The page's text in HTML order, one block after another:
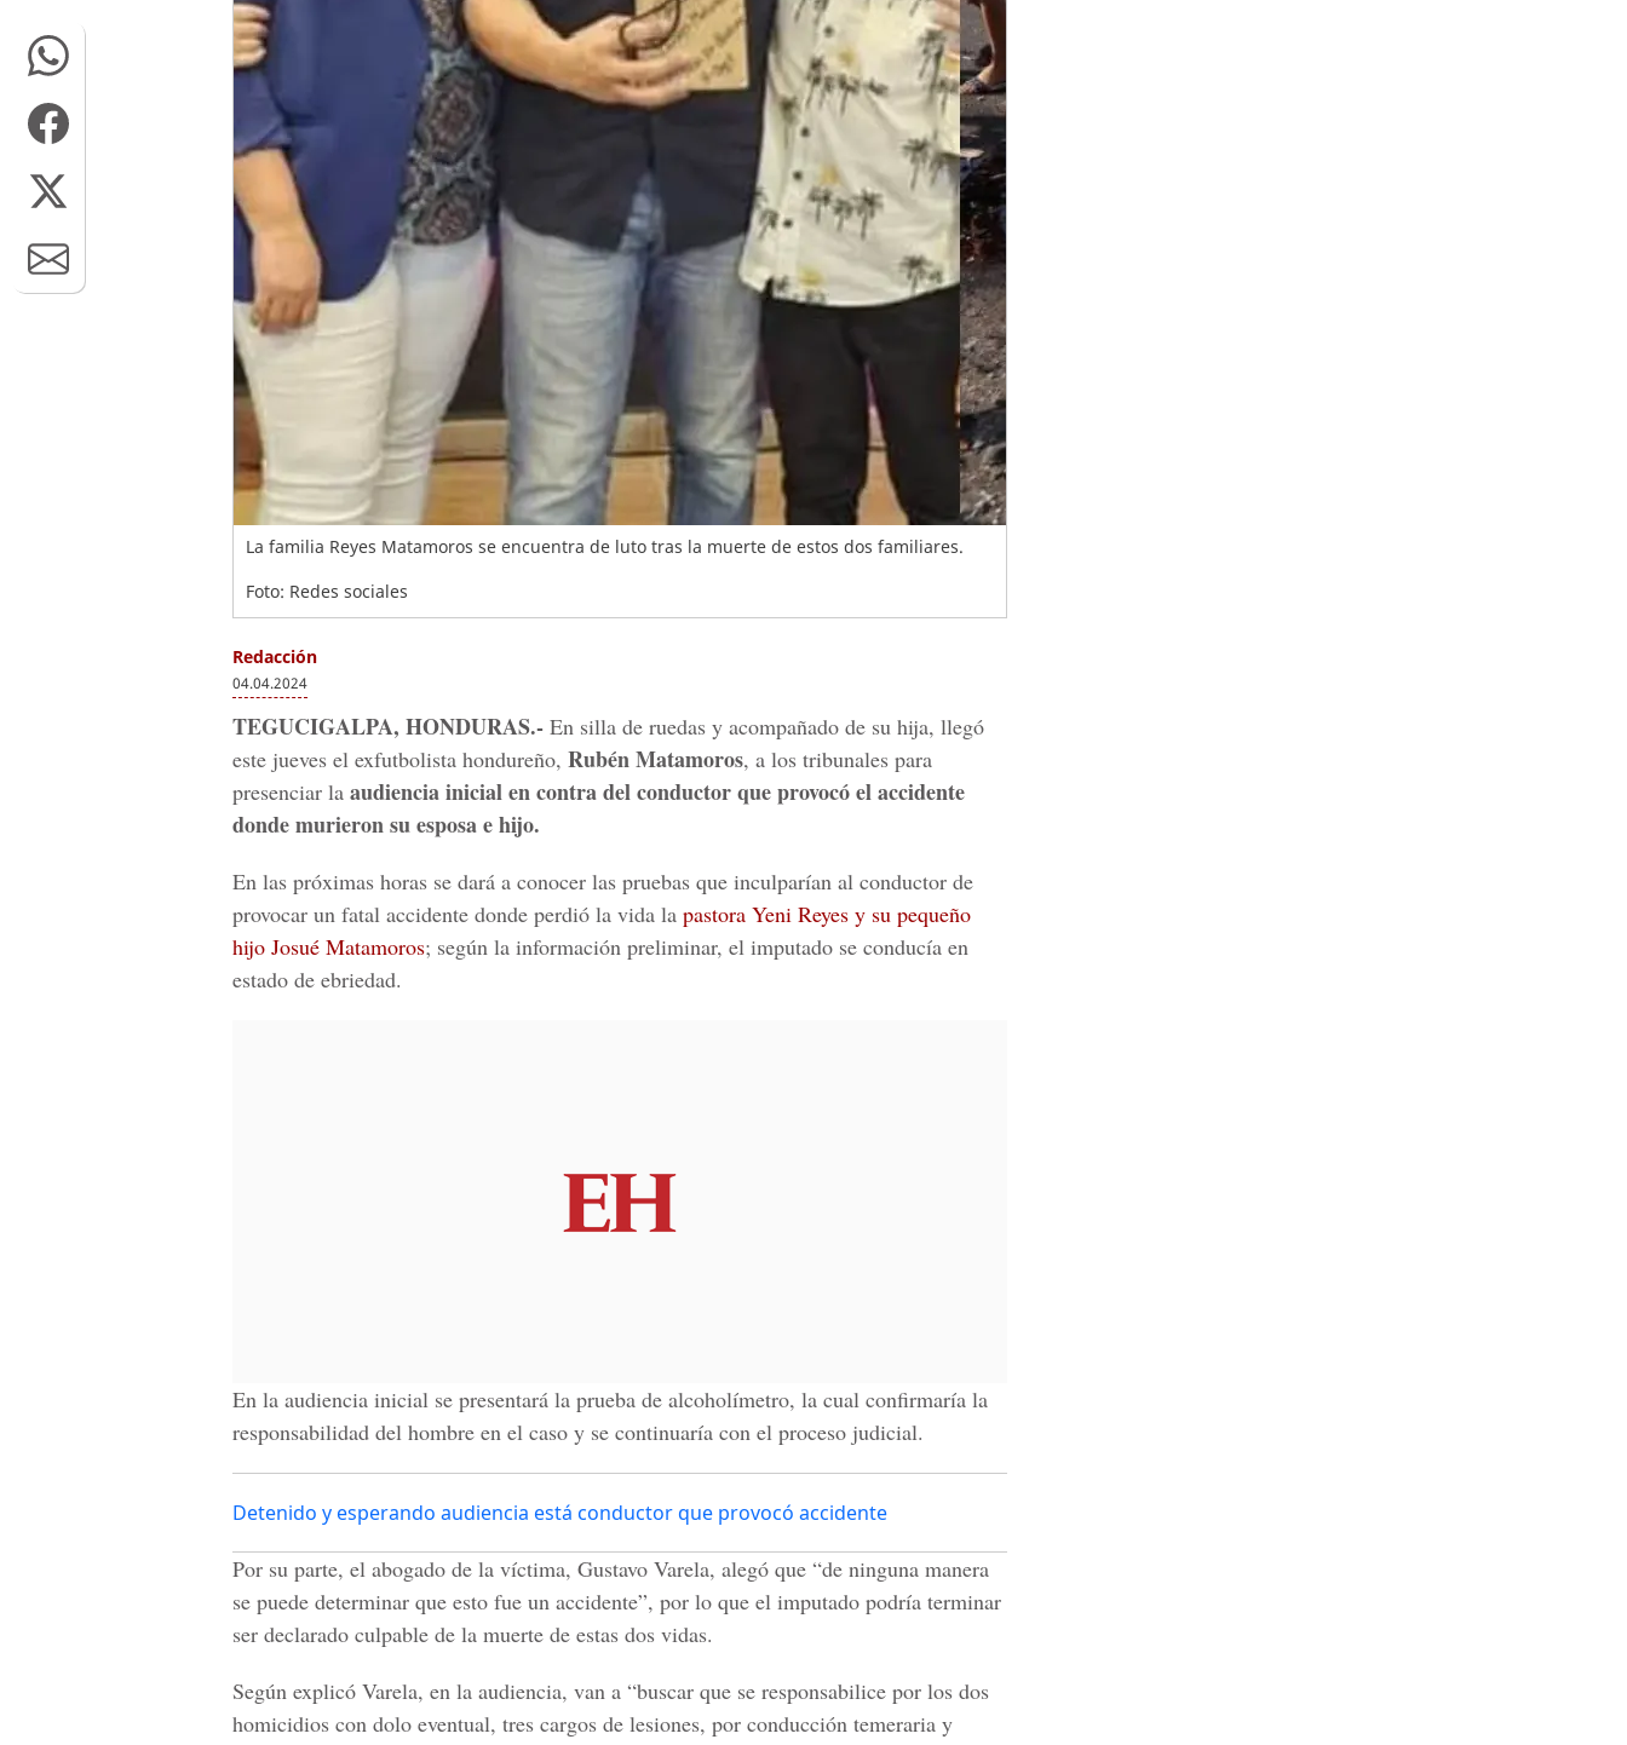
La familia Reyes Matamoros se encuentra de luto tras la muerte de estos dos familiares.
Foto: Redes sociales
Redacción
04.04.2024
TEGUCIGALPA, HONDURAS.- En silla de ruedas y acompañado de su hija, llegó
este jueves el exfutbolista hondureño, Rubén Matamoros, a los tribunales para
presenciar la audiencia inicial en contra del conductor que provocó el accidente
donde murieron su esposa e hijo.
En las próximas horas se dará a conocer las pruebas que inculparían al conductor de
provocar un fatal accidente donde perdió la vida la pastora Yeni Reyes y su pequeño
hijo Josué Matamoros; según la información preliminar, el imputado se conducía en
estado de ebriedad.
En la audiencia inicial se presentará la prueba de alcoholímetro, la cual confirmaría la
responsabilidad del hombre en el caso y se continuaría con el proceso judicial.
Detenido y esperando audiencia está conductor que provocó accidente
Por su parte, el abogado de la víctima, Gustavo Varela, alegó que “de ninguna manera
se puede determinar que esto fue un accidente”, por lo que el imputado podría terminar
ser declarado culpable de la muerte de estas dos vidas.
Según explicó Varela, en la audiencia, van a “buscar que se responsabilice por los dos
homicidios con dolo eventual, tres cargos de lesiones, por conducción temeraria y